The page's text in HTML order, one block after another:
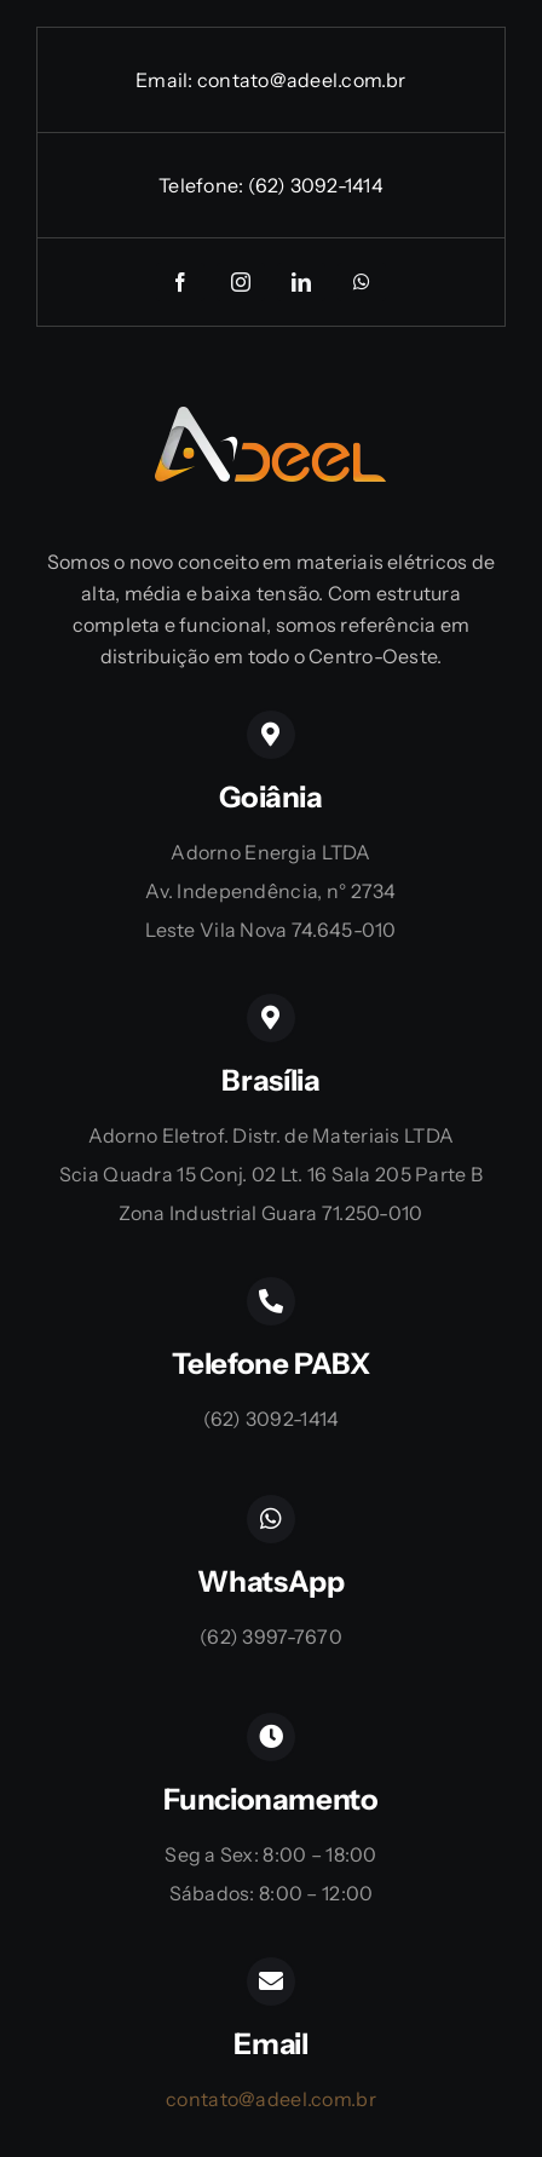
Email: contato@adeel.com.br
Telefone: (62) 3092-1414
Somos o novo conceito em materiais elétricos de
alta, média e baixa tensão. Com estrutura
completa e funcional, somos referência em
distribuição em todo o Centro-Oeste.
Goiânia
Adorno Energia LTDA
Av. Independência, n° 2734
Leste Vila Nova 74.645-010
Brasília
Adorno Eletrof. Distr. de Materiais LTDA
Scia Quadra 15 Conj. 02 Lt. 16 Sala 205 Parte B
Zona Industrial Guara 71.250-010
Telefone PABX
(62) 3092-1414
WhatsApp
(62) 3997-7670
Funcionamento
Seg a Sex: 8:00 – 18:00
Sábados: 8:00 – 12:00
Email
contato@adeel.com.br